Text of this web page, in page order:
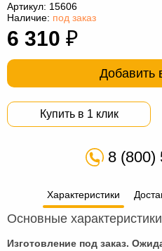
мешки
Мебель
из
Садовая
Артикул: 15606
Наличие: под заказ
6 310 ₽
Добавить
Купить в 1 клик
8 (800)
Характеристики
Основные
Изготовление под заказ.